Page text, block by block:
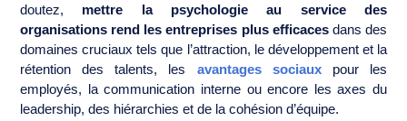
doutez, mettre la psychologie au service des
organisations rend les entreprises plus efficaces dans des
domaines cruciaux tels que l’attraction, le développement et la
rétention des talents, les avantages sociauxpour les
employés, la communication interne ou encore les axes du
leadership, des hiérarchies et de la cohésion d’équipe.